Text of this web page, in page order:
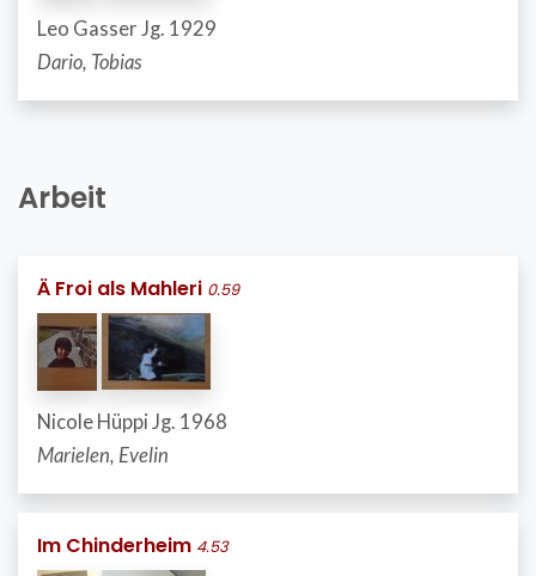
Leo Gasser Jg. 1929
Dario, Tobias
Arbeit
Ä Froi als Mahleri 0.59
Nicole Hüppi Jg. 1968
Marielen, Evelin
Im Chinderheim 4.53